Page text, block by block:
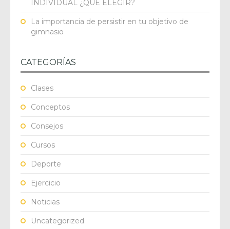
INDIVIDUAL ¿QUÉ ELEGIR?
La importancia de persistir en tu objetivo de
gimnasio
CATEGORÍAS
Clases
Conceptos
Consejos
Cursos
Deporte
Ejercicio
Noticias
Uncategorized